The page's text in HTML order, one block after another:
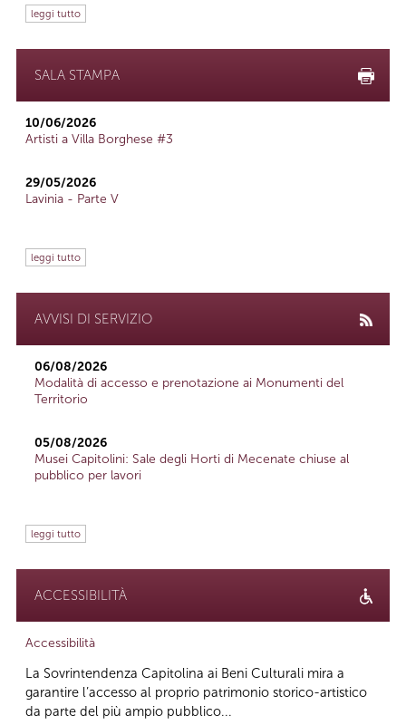
leggi tutto
SALA STAMPA
10/06/2026
Artisti a Villa Borghese #3
29/05/2026
Lavinia - Parte V
leggi tutto
AVVISI DI SERVIZIO
06/08/2026
Modalità di accesso e prenotazione ai Monumenti del
Territorio
05/08/2026
Musei Capitolini: Sale degli Horti di Mecenate chiuse al
pubblico per lavori
leggi tutto
ACCESSIBILITÀ
Accessibilità
La Sovrintendenza Capitolina ai Beni Culturali mira a
garantire l’accesso al proprio patrimonio storico-artistico
da parte del più ampio pubblico...